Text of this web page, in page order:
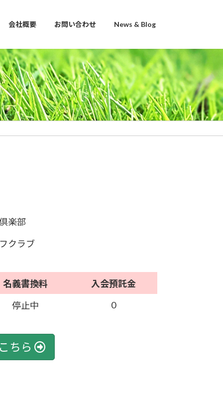
会社概要 お問い合わせ News & Blog
楽部
クラブ
名義書換料
入会預託金
停止中 0
ちら